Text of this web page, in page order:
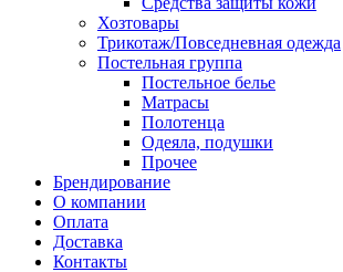
Хозтовары
Трикотаж/Повседневная одежда
Постельная группа
Постельное белье
Матрасы
Полотенца
Одеяла, подушки
Прочее
Брендирование
О компании
Оплата
Доставка
Контакты